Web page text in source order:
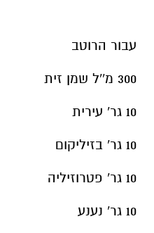
עבור הרוטב
300 מ''ל שמן זית
10 גר' עירית
10 גר' בזיליקום
10 גר' פטרוזיליה
10 גר' נענע